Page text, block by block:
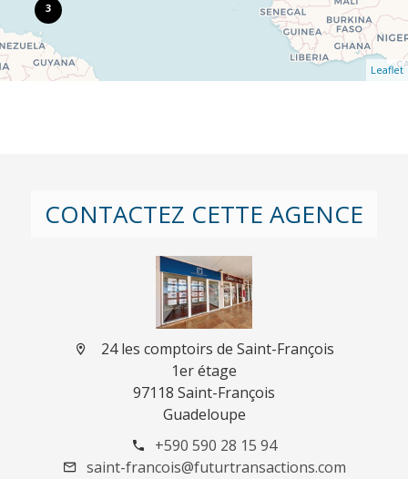
3
Leaflet
CONTACTEZ CETTE AGENCE
24 les comptoirs de Saint-François
1er étage
97118 Saint-François
Guadeloupe
+590 590 28 15 94
saint-francois@futurtransactions.com